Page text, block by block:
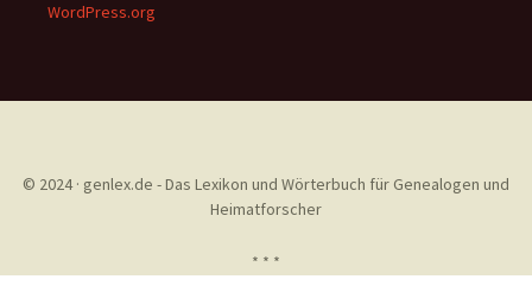
WordPress.org
© 2024 · genlex.de - Das Lexikon und Wörterbuch für Genealogen und
Heimatforscher
* * *